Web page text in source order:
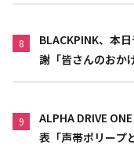
8
BLACKPINK、本
謝「皆さんのおか
9
ALPHA DRIVE
表「声帯ポリープ